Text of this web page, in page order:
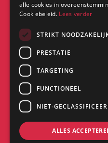
2026| Website
alle cookies in
Cookiebeleid. Lees verder
STRIKT
PRESTATIE
TARGETING
FUNCTIONEEL
NIET-
ALLES